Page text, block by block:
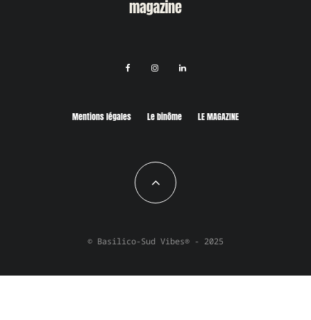
Mentions légales Le binôme LE MAGAZINE
© Basilico-Sud Vibes® - 2025